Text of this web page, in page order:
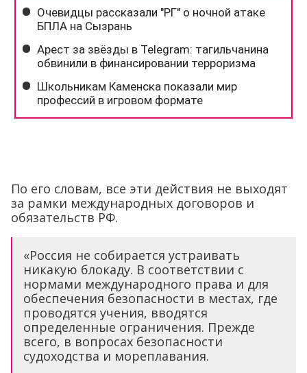
По его словам, все эти действия не выходят
за рамки международных договоров и
обязательств РФ.
«Россия не собирается устраивать
никакую блокаду. В соответствии с
нормами международного права и для
обеспечения безопасности в местах, где
проводятся учения, вводятся
определенные ограничения. Прежде
всего, в вопросах безопасности
судоходства и мореплавания.